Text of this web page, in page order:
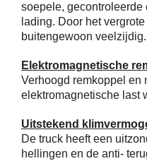
soepele,
lading. Door het
buitengewoon veelzijdig.
Elektromagnetische
Verhoogd remkoppel en
elektromagnetische last
Uitstekend
De truck heeft een
hellingen en de anti-